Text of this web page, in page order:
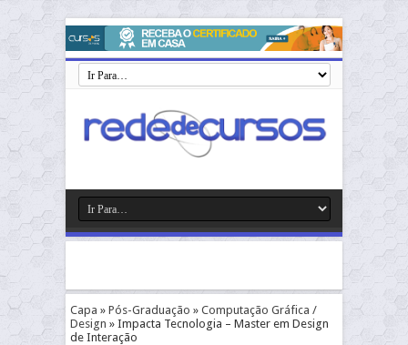
Capa » Pós-Graduação » Computação Gráfica /
Design » Impacta Tecnologia – Master em Design
de Interação